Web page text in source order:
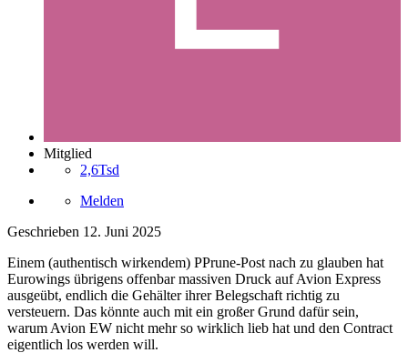
Mitglied
2,6Tsd
Melden
Geschrieben 12. Juni 2025
Einem (authentisch wirkendem) PPrune-Post nach zu glauben hat
Eurowings übrigens offenbar massiven Druck auf Avion Express
ausgeübt, endlich die Gehälter ihrer Belegschaft richtig zu
versteuern. Das könnte auch mit ein großer Grund dafür sein,
warum Avion EW nicht mehr so wirklich lieb hat und den Contract
eigentlich los werden will.